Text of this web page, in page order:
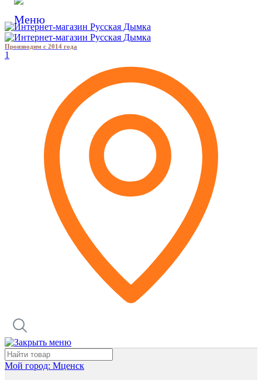
Производим с 2014 года
1
Мой город: Мценск